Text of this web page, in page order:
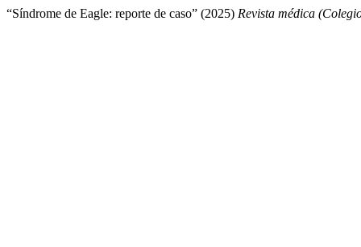
“Síndrome de Eagle: reporte de caso” (2025) Revista médica